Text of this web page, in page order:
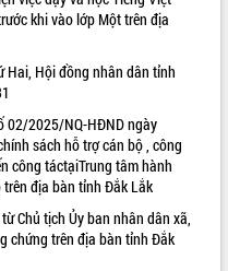
khi vào lớp Một trên địa
Hai, Hội đồng nhân dân tỉnh
02/2025/NQ-HĐND ngày
sách hỗ trợ cán bộ , công
công táctạiTrung tâm hành
địa bàn tỉnh Đắk Lắk
Chủ tịch Ủy ban nhân dân xã,
chứng trên địa bàn tỉnh Đắk